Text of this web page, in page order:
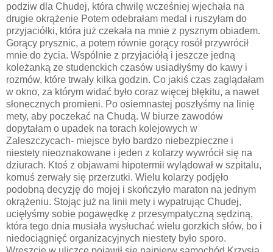
podziw dla Chudej, która chwilę wcześniej wjechała na
drugie okrążenie Potem odebrałam medal i ruszyłam do
przyjaciółki, która już czekała na mnie z pysznym obiadem.
Gorący prysznic, a potem równie gorący rosół przywrócił
mnie do życia. Wspólnie z przyjaciółą i jeszcze jedną
koleżanką ze studenckich czasów usiadłyśmy do kawy i
rozmów, które trwały kilka godzin. Co jakiś czas zaglądałam
w okno, za którym widać było coraz więcej błękitu, a nawet
słonecznych promieni. Po osiemnastej poszłyśmy na linię
mety, aby poczekać na Chudą. W biurze zawodów
dopytałam o upadek na torach kolejowych w
Zaleszczycach- miejsce było bardzo niebezpieczne i
niestety nieoznakowane i jeden z kolarzy wywrócił się na
dziurach. Ktoś z objawami hipotermii wylądował w szpitalu,
komuś zerwały się przerzutki. Wielu kolarzy podjęło
podobną decyzję do mojej i skończyło maraton na jednym
okrążeniu. Stojąc już na linii mety i wypatrując Chudej,
ucięłyśmy sobie pogawędkę z przesympatyczną sędziną,
która tego dnia musiała wysłuchać wielu gorzkich słów, bo i
niedociągnięć organizacyjnych niestety było sporo.